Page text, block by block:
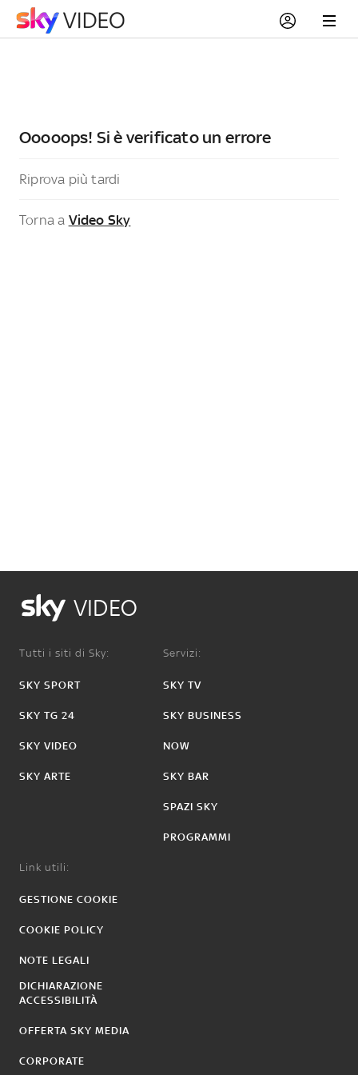
Ooooops! Si è verificato un errore
Riprova più tardi
Torna a Video Sky
VIDEO
Tutti i siti di Sky:
SKY SPORT
SKY TG 24
SKY VIDEO
SKY ARTE
Servizi:
SKY TV
SKY BUSINESS
NOW
SKY BAR
SPAZI SKY
PROGRAMMI
Link utili:
GESTIONE COOKIE
COOKIE POLICY
NOTE LEGALI
DICHIARAZIONE
ACCESSIBILITÀ
OFFERTA SKY MEDIA
CORPORATE